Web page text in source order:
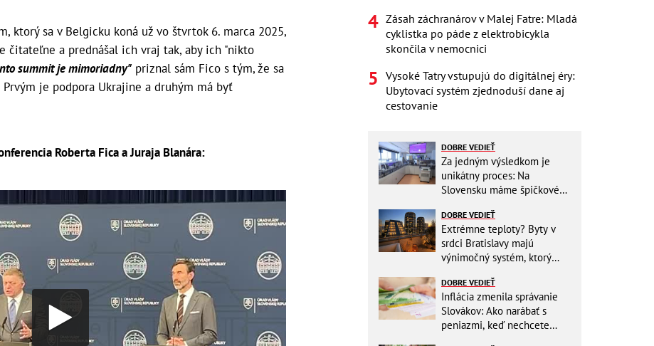
ktorý sa v Belgicku koná už vo štvrtok 6. marca 2025,
čitateľne a prednášal ich vraj tak, aby ich "nikto
summit je mimoriadny" priznal sám Fico s tým, že sa
je podpora Ukrajine a druhým má byť
Roberta Fica a Juraja Blanára:
Zásah záchranárov v Malej Fatre: Mladá
cyklistka po páde z elektrobicykla
skončila v nemocnici
Vysoké Tatry vstupujú do digitálnej éry:
Ubytovací systém zjednoduší dane aj
cestovanie
DOBRE VEDIEŤ
Za jedným výsledkom je
unikátny proces: Na
Slovensku máme špičkové
DOBRE VEDIEŤ
Extrémne teploty? Byty v
srdci Bratislavy majú
výnimočný systém, ktorý
DOBRE VEDIEŤ
Inflácia zmenila správanie
Slovákov: Ako narábať s
peniazmi, keď nechcete